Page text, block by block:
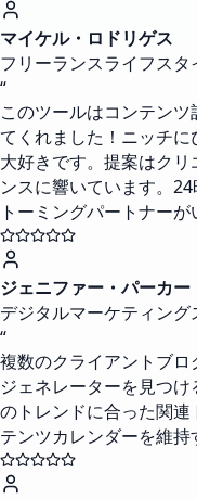
マイケル・ロドリゲス
フリーランスライフスタ
“
このツールはコンテン
てくれました！ニッチ
大好きです。提案はク
ンスに響いています。
トーミングパートナーが
ジェニファー・パーカー
デジタルマーケティング
“
複数のクライアントブ
ジェネレーターを見つ
のトレンドに合った関
テンツカレンダーを維持